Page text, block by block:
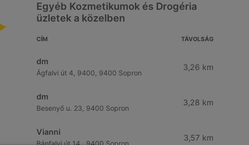
Egyéb Kozmetikumok és Drogéria
üzletek a közelben
CÍM TÁVOLSÁG
dm
Ágfalvi út 4, 9400, 9400 Sopron
3,26 km
dm
Besenyő u. 23, 9400 Sopron
3,28 km
Vianni
Bánfalvi út 14., 9400 Sopron
3,57 km